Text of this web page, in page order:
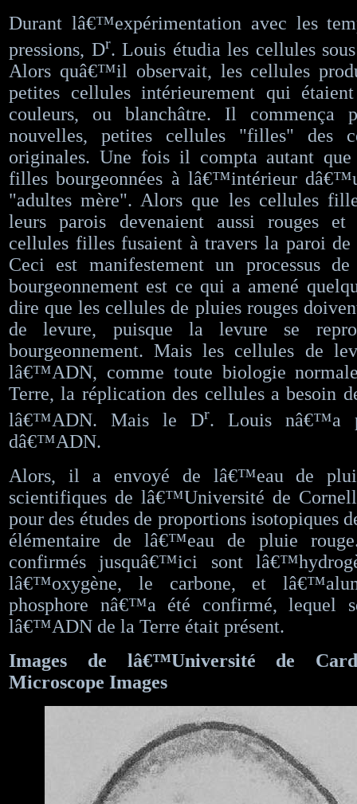
Durant lâ€™expérimentation avec les
pressions, Dr. Louis étudia les cellules
Alors quâ€™il observait, les cellules
petites cellules intérieurement qui
couleurs, ou blanchâtre. Il commença
nouvelles, petites cellules "filles" des
originales. Une fois il compta autant
filles bourgeonnées à lâ€™intérieur
"adultes mère". Alors que les cellules
leurs parois devenaient aussi rouges et
cellules filles fusaient à travers la paroi
Ceci est manifestement un processus
bourgeonnement est ce qui a amené
dire que les cellules de pluies rouges
de levure, puisque la levure se
bourgeonnement. Mais les cellules de
lâ€™ADN, comme toute biologie
Terre, la réplication des cellules a besoin
lâ€™ADN. Mais le Dr. Louis nâ€™a
dâ€™ADN.
Alors, il a envoyé de lâ€™eau de
scientifiques de lâ€™Université de
pour des études de proportions isotopiques
élémentaire de lâ€™eau de pluie
confirmés jusquâ€™ici sont
lâ€™oxygène, le carbone, et
phosphore nâ€™a été confirmé, lequel
lâ€™ADN de la Terre était présent.
Images de lâ€™Université de
Microscope Images